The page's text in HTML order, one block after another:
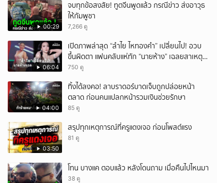
00:29
จบทุกข้อสงสัย! ทูตจีนพูดแล้ว กรณีข่าว ส่งอาวุธ
ให้กัมพูชา
7,266 ดู
06:04
เปิดภาพล่าสุด “ลำไย ไหทองคำ” เปลี่ยนไป! อวบ
ขึ้นผิดตา แฟนคลับแห่ทัก “นายห้าง” เฉลยสาเหตุ
ชัด!
750 ดู
04:00
ทิ้งได้ลงคอ! ลาบราดอร์บาดเจ็บถูกปล่อยหน้า
ตลาด ก่อนคนแปลกหน้ารวมเงินช่วยรักษา
85 ดู
03:50
สรุปทุกเหตุการณ์ที่ครูแดงเจอ ก่อนโพสต์แรง
81 ดู
โทน บางแค ตอบแล้ว หลังโดนถาม เมื่อคืนไปไหนมา
38 ดู